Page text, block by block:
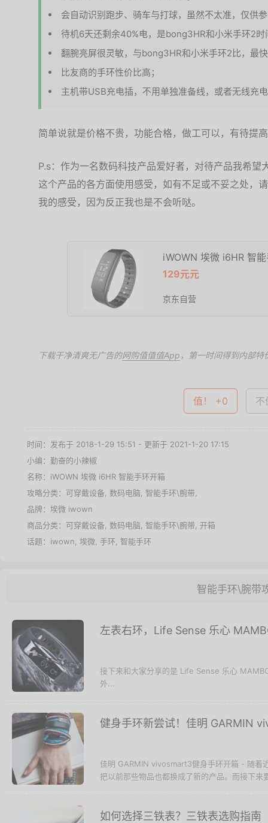
会自动识别跑步、骑车与打球，虽然不太准，仅供
待机6天还剩余40%电，是bong3HR和小米手环2
翻腕亮屏很灵敏，与bong3HR和小米手环2比，最
比友商的手环性价比高；
主机带USB充电插，不用单独准备线，或者无线充
简单说就是价格不贵，功能合格，做工可以，有待提
P.s：作为一名数码科技产品爱好者，对待产品我希
这个产品的各方面使用感受，如有不足或不妥之处，
我的感受，因为反正我也是不会听哒。
iWOWN 埃微 i6HR 智
129元元
京东自营
下载干净清爽无广告的网购值值值App ，第一时间得到内部特
值！ +0 不
时间：发布于 2018-1-29 15:51 - 更新于 2021-1-20 17:15
小编：勤奋的小辣椒
名称： iWOWN 埃微 i6HR 智能手环开箱
攻略分类： 可穿戴设备 数码电脑 智能手环\腕带
品牌： 埃微 iwown
商品分类： 可穿戴设备 数码电脑 智能手环\腕带 开箱
话题： iwown 埃微 手环 智能手环
智能手环\腕带
左表右环，Life Sense 乐心
接下来和大家分享的是 Life Sense 乐心
外...
健身手环新尝试！佳明 GARMIN
佳明 GARMIN vivosmart3健身手环开箱 - 随着
把以前那些物品也都换成了新的产品。而接下来
如何选择三铁表？三铁表选购指南